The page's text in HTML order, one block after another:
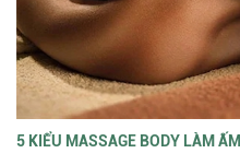
5 KIỂU MASSAGE BODY LÀM